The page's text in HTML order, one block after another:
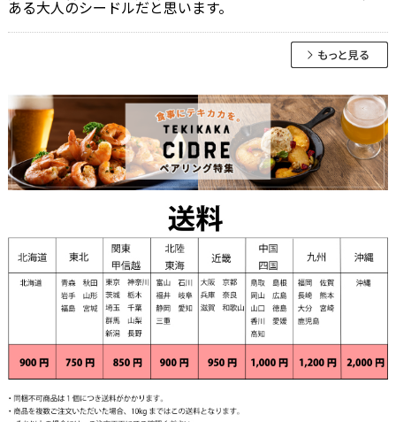
ある大人のシードルだと思います。